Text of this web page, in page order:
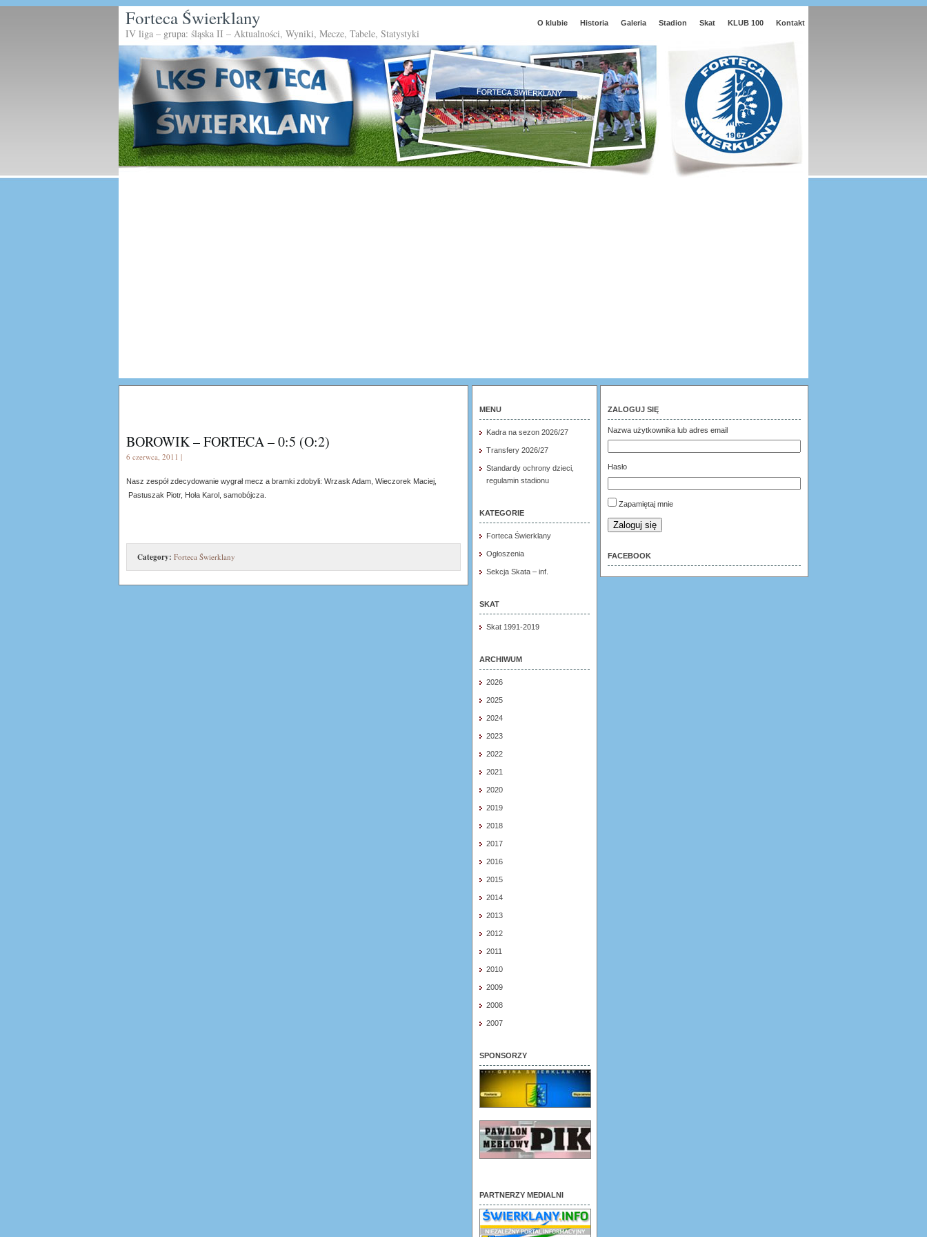
O klubie Historia Galeria Stadion Skat KLUB 100 Kontakt
Forteca Świerklany
IV liga – grupa: śląska II – Aktualności, Wyniki, Mecze, Tabele, Statystyki
BOROWIK – FORTECA – 0:5 (O:2)
6 czerwca, 2011 |
Nasz zespół zdecydowanie wygrał mecz a bramki zdobyli: Wrzask Adam, Wieczorek Maciej,
Pastuszak Piotr, Hoła Karol, samobójcza.
Category: Forteca Świerklany
MENU
Kadra na sezon 2026/27
Transfery 2026/27
Standardy ochrony dzieci,
regulamin stadionu
KATEGORIE
Forteca Świerklany
Ogłoszenia
Sekcja Skata – inf.
SKAT
Skat 1991-2019
ARCHIWUM
2026
2025
2024
2023
2022
2021
2020
2019
2018
2017
2016
2015
2014
2013
2012
2011
2010
2009
2008
2007
SPONSORZY
PARTNERZY MEDIALNI
ZALOGUJ SIĘ
Nazwa użytkownika lub adres email
Hasło
Zapamiętaj mnie
Zaloguj się
FACEBOOK